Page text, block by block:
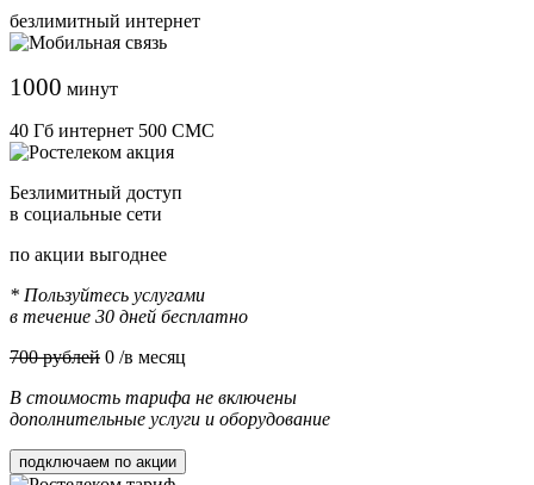
безлимитный интернет
1000 минут
40 Гб интернет 500 СМС
Безлимитный доступ
в социальные сети
по акции выгоднее
* Пользуйтесь услугами
в течение 30 дней бесплатно
700 рублей 0 /в месяц
В стоимость тарифа не включены
дополнительные услуги и оборудование
подключаем по акции